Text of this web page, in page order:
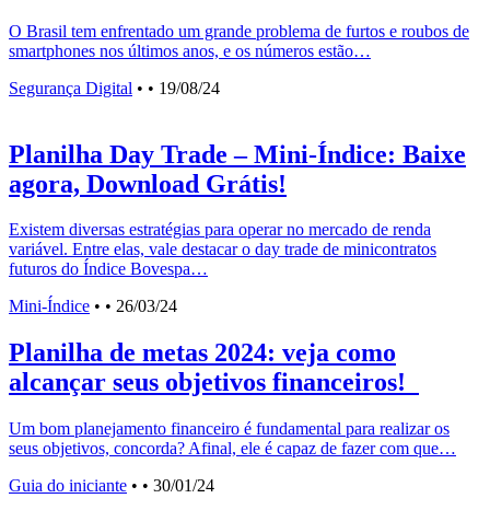
O Brasil tem enfrentado um grande problema de furtos e roubos de
smartphones nos últimos anos, e os números estão…
Segurança Digital • • 19/08/24
Planilha Day Trade – Mini-Índice: Baixe
agora, Download Grátis!
Existem diversas estratégias para operar no mercado de renda
variável. Entre elas, vale destacar o day trade de minicontratos
futuros do Índice Bovespa…
Mini-Índice • • 26/03/24
Planilha de metas 2024: veja como
alcançar seus objetivos financeiros!
Um bom planejamento financeiro é fundamental para realizar os
seus objetivos, concorda? Afinal, ele é capaz de fazer com que…
Guia do iniciante • • 30/01/24